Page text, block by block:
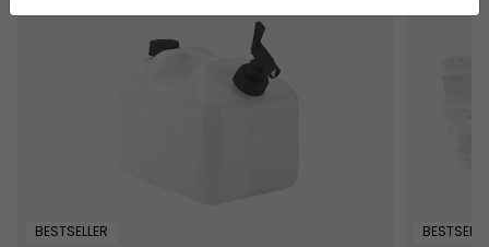
BESTSELLER